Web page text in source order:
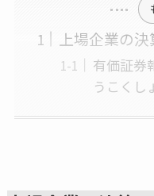
上場企業の
有価証券
うこくし